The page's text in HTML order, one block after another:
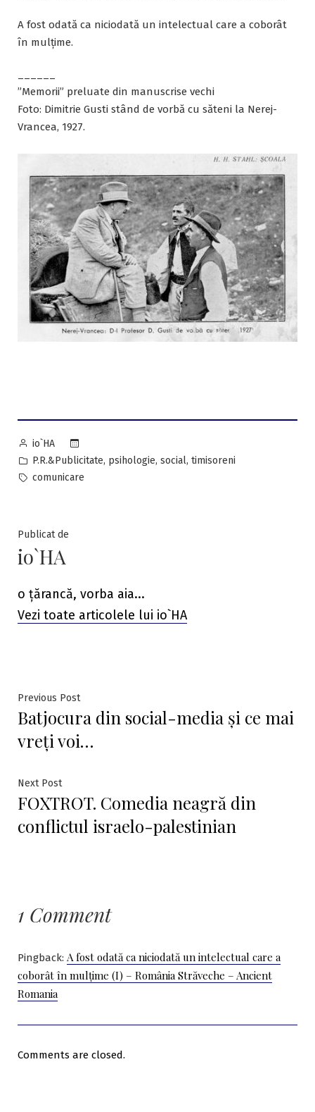
A fost odată ca niciodată un intelectual care a coborât
în mulțime.
”Memorii” preluate din manuscrise vechi
Foto: Dimitrie Gusti stând de vorbă cu săteni la Nerej-
Vrancea, 1927.
Posted
by
io`HA
Posted
in
P.R.&Publicitate, psihologie, social, timisoreni
Tags:
comunicare
Publicat de
io`HA
o țărancă, vorba aia...
Vezi toate articolele lui io`HA
Navigare
în
articole
Previous PostPrevious
post:
Batjocura din social-media și ce mai
vreți voi…
Next PostNext
post:
FOXTROT. Comedia neagră din
conflictul israelo-palestinian
1 Comment
Pingback: A fost odată ca niciodată un intelectual care a
coborât în mulțime (I) – România Străveche – Ancient
Romania
Comments are closed.